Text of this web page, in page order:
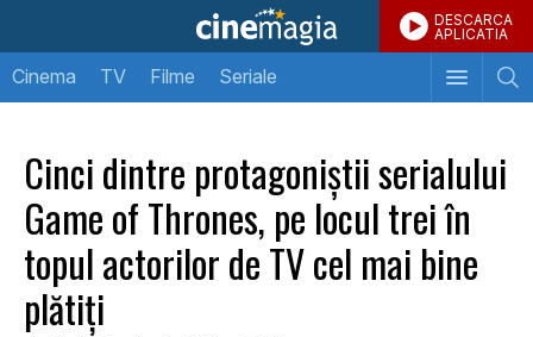
DESCARCA
APLICATIA
Cinema TV Filme Seriale
Cinci dintre protagoniştii serialului
Game of Thrones, pe locul trei în
topul actorilor de TV cel mai bine
plătiţi